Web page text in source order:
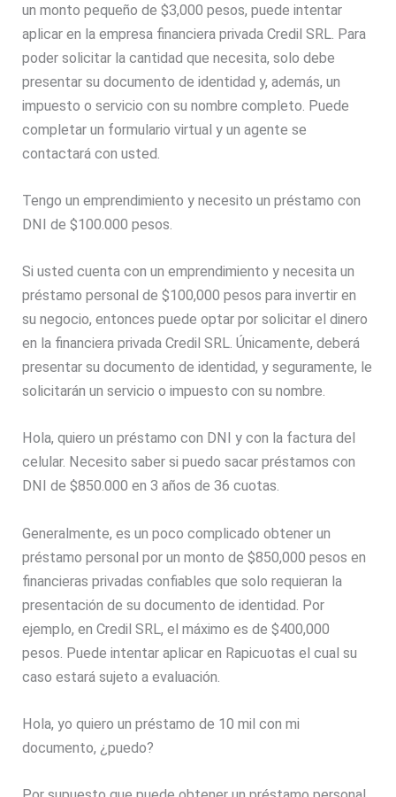
un monto pequeño de $3,000 pesos, puede intentar
aplicar en la empresa financiera privada Credil SRL. Para
poder solicitar la cantidad que necesita, solo debe
presentar su documento de identidad y, además, un
impuesto o servicio con su nombre completo. Puede
completar un formulario virtual y un agente se
contactará con usted.
Tengo un emprendimiento y necesito un préstamo con
DNI de $100.000 pesos.
Si usted cuenta con un emprendimiento y necesita un
préstamo personal de $100,000 pesos para invertir en
su negocio, entonces puede optar por solicitar el dinero
en la financiera privada Credil SRL. Únicamente, deberá
presentar su documento de identidad, y seguramente, le
solicitarán un servicio o impuesto con su nombre.
Hola, quiero un préstamo con DNI y con la factura del
celular. Necesito saber si puedo sacar préstamos con
DNI de $850.000 en 3 años de 36 cuotas.
Generalmente, es un poco complicado obtener un
préstamo personal por un monto de $850,000 pesos en
financieras privadas confiables que solo requieran la
presentación de su documento de identidad. Por
ejemplo, en Credil SRL, el máximo es de $400,000
pesos. Puede intentar aplicar en Rapicuotas el cual su
caso estará sujeto a evaluación.
Hola, yo quiero un préstamo de 10 mil con mi
documento, ¿puedo?